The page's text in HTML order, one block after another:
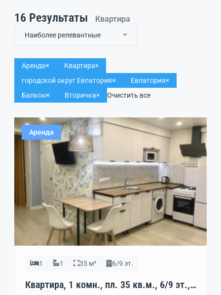
16 Результаты Квартира
Наиболее релевантные
Аренда
Квартира
городской округ Евпатория
Евпатория
Балкон
Вторичка Очистить все
Аренда
1 1 35 м² 6/9 эт.
Квартира, 1 комн., пл. 35 кв.м., 6/9 эт.,